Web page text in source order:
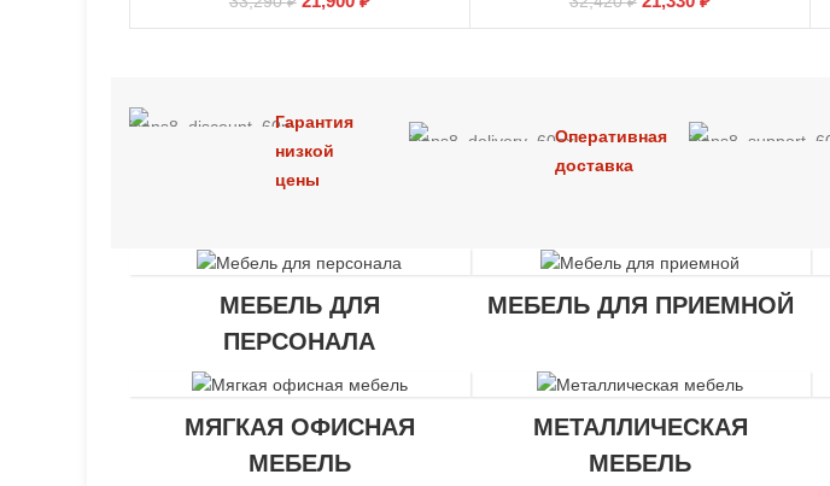
Гарантия
низкой
цены
Оперативная
доставка
МЕБЕЛЬ ДЛЯ
ПЕРСОНАЛА
МЕБЕЛЬ ДЛЯ ПРИЕМНОЙ
МЯГКАЯ ОФИСНАЯ
МЕБЕЛЬ
МЕТАЛЛИЧЕСКАЯ
МЕБЕЛЬ